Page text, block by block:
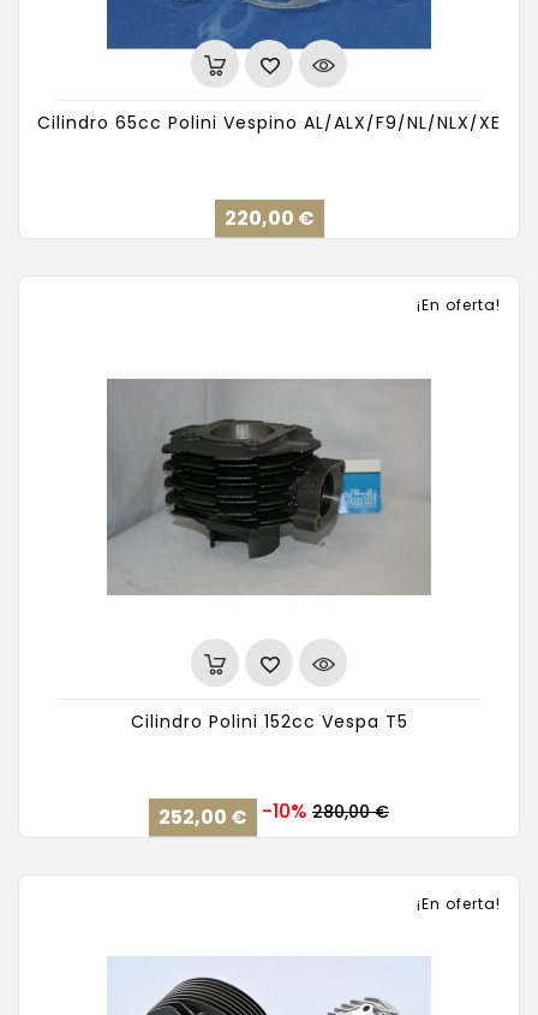
Cilindro 65cc Polini Vespino AL/ALX/F9/NL/NLX/XE
220,00 €
¡En oferta!
Cilindro Polini 152cc Vespa T5
252,00 € Precio
base
-10% 280,00 €Precio
¡En oferta!